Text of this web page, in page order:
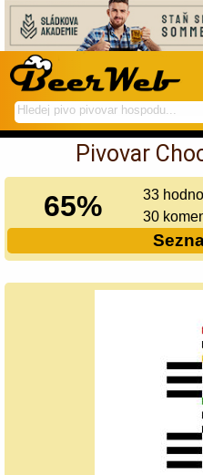
hledej
na
spustí
hledání
Pivovar
65%
33
30